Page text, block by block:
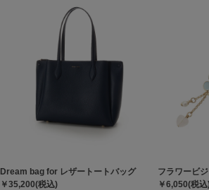
Dream bag for レザートートバッグ
￥35,200(税込)
フラワービ
￥6,050(税